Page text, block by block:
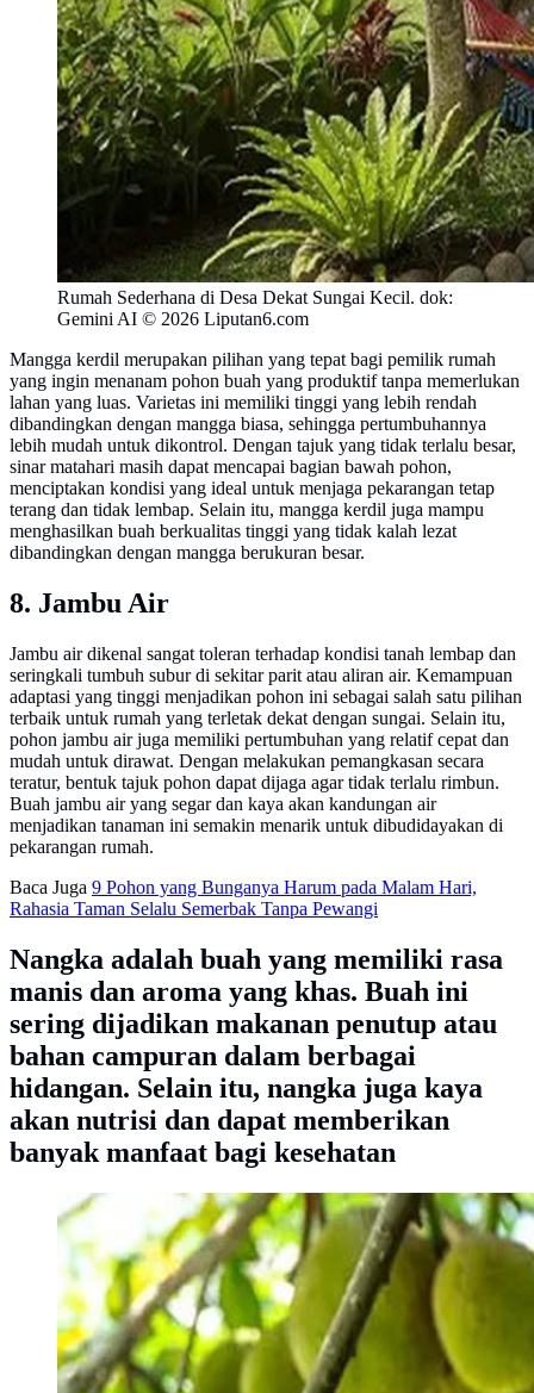
Rumah Sederhana di Desa Dekat Sungai Kecil. dok:
Gemini AI © 2026 Liputan6.com
Mangga kerdil merupakan pilihan yang tepat bagi pemilik rumah
yang ingin menanam pohon buah yang produktif tanpa memerlukan
lahan yang luas. Varietas ini memiliki tinggi yang lebih rendah
dibandingkan dengan mangga biasa, sehingga pertumbuhannya
lebih mudah untuk dikontrol. Dengan tajuk yang tidak terlalu besar,
sinar matahari masih dapat mencapai bagian bawah pohon,
menciptakan kondisi yang ideal untuk menjaga pekarangan tetap
terang dan tidak lembap. Selain itu, mangga kerdil juga mampu
menghasilkan buah berkualitas tinggi yang tidak kalah lezat
dibandingkan dengan mangga berukuran besar.
8. Jambu Air
Jambu air dikenal sangat toleran terhadap kondisi tanah lembap dan
seringkali tumbuh subur di sekitar parit atau aliran air. Kemampuan
adaptasi yang tinggi menjadikan pohon ini sebagai salah satu pilihan
terbaik untuk rumah yang terletak dekat dengan sungai. Selain itu,
pohon jambu air juga memiliki pertumbuhan yang relatif cepat dan
mudah untuk dirawat. Dengan melakukan pemangkasan secara
teratur, bentuk tajuk pohon dapat dijaga agar tidak terlalu rimbun.
Buah jambu air yang segar dan kaya akan kandungan air
menjadikan tanaman ini semakin menarik untuk dibudidayakan di
pekarangan rumah.
Baca Juga 9 Pohon yang Bunganya Harum pada Malam Hari,
Rahasia Taman Selalu Semerbak Tanpa Pewangi
Nangka adalah buah yang memiliki rasa
manis dan aroma yang khas. Buah ini
sering dijadikan makanan penutup atau
bahan campuran dalam berbagai
hidangan. Selain itu, nangka juga kaya
akan nutrisi dan dapat memberikan
banyak manfaat bagi kesehatan